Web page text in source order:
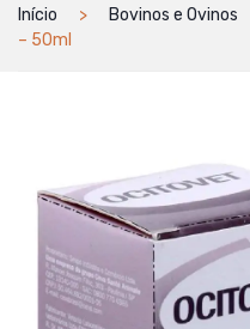
Início Bovinos e Ovinos
– 50ml